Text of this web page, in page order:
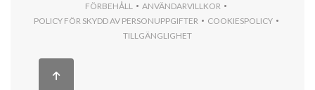
FÖRBEHÅLL
((ÖPPNAS I ETT NYTT FÖNSTER))
ANVÄNDARVILLKOR
((ÖPPNAS I ETT NYTT FÖNSTER))
POLICY FÖR SKYDD AV PERSONUPPGIFTER
((ÖPPNAS I ETT NYTT FÖNSTER))
COOKIESPOLICY
((ÖPPNAS I ETT
TILLGÄNGLIGHET
((ÖPPNAS I ETT NYTT FÖNSTER))